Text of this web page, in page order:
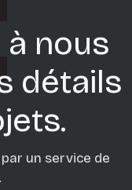
à nous
détails
un service de